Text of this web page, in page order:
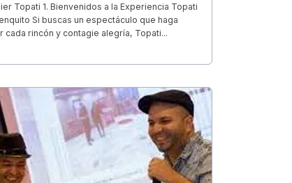
Topati 1. Bienvenidos a la Experiencia Topati
Si buscas un espectáculo que haga
cada rincón y contagie alegría, Topati...